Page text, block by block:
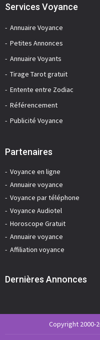
Services Voyance
Annuaire Voyance
Petites Annonces
Annuaire Voyants
Tirage Tarot gratuit
Entente entre Zodiac
Référencement
Publicité Voyance
Partenaires
Voyance en ligne
Annuaire voyance
Voyance par téléphone
Voyance Audiotel
Horoscope Gratuit
Annuaire voyance
Affiliation voyance
Dernières Annonces
Copyright 2000-